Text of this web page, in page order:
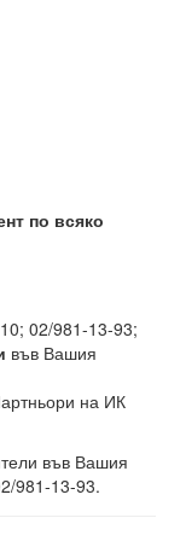
по всяко
02/981-13-93;
във Вашия
на ИК
във Вашия
981-13-93.